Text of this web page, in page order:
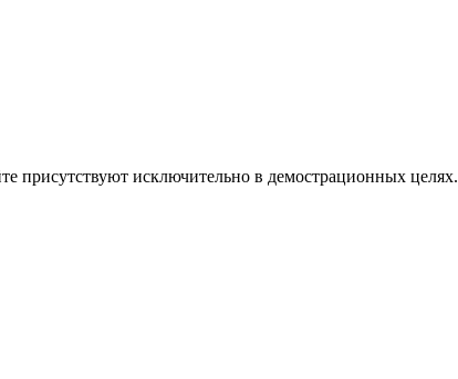
присутствуют исключительно в демострационных целях.